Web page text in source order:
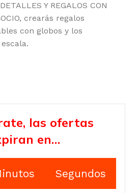
Y REGALOS CON
crearás regalos
con globos y los
las ofertas
en…
Segundos